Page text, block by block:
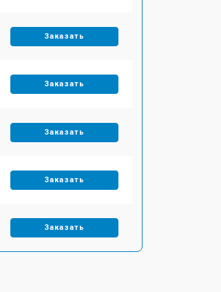
Заказать
Заказать
Заказать
Заказать
Заказать